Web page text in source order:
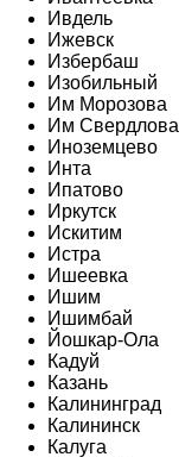
Ивдель
Ижевск
Избербаш
Изобильный
Им Морозова
Им Свердлова
Иноземцево
Инта
Ипатово
Иркутск
Искитим
Истра
Ишеевка
Ишим
Ишимбай
Йошкар-Ола
Кадуй
Казань
Калининград
Калининск
Калуга